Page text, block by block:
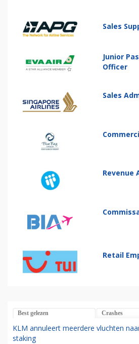
Sales
Junior
Officer
Sales
Revenue
Retail
Best gelezen Crashes
KLM annuleert meerdere vluchten
staking